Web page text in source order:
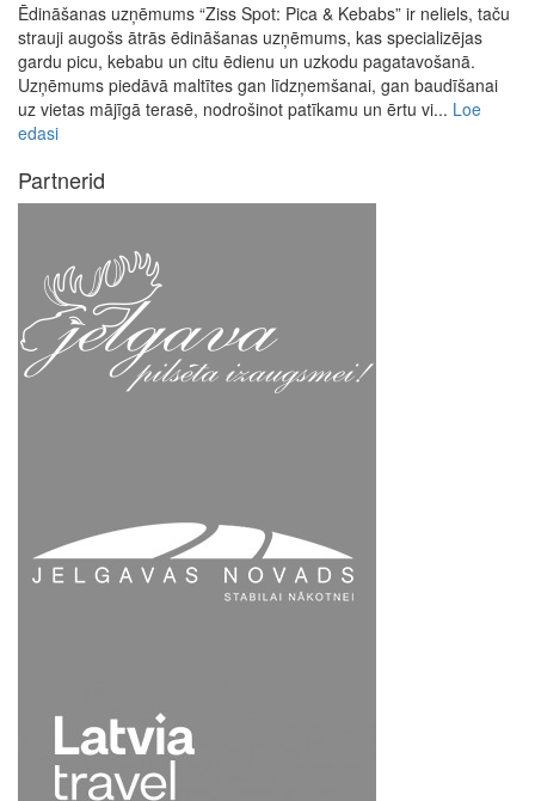
Ēdināšanas uzņēmums “Ziss Spot: Pica & Kebabs” ir neliels, taču
strauji augošs ātrās ēdināšanas uzņēmums, kas specializējas
gardu picu, kebabu un citu ēdienu un uzkodu pagatavošanā.
Uzņēmums piedāvā maltītes gan līdzņemšanai, gan baudīšanai
uz vietas mājīgā terasē, nodrošinot patīkamu un ērtu vi... Loe
edasi
Partnerid